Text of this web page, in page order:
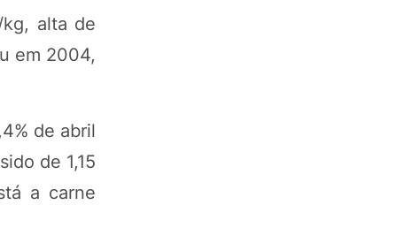
alta de
em 2004,
de abril
de 1,15
a carne